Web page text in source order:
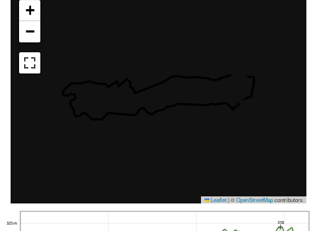
+
−
Leaflet|©OpenStreetMapcontributors
325 m 318